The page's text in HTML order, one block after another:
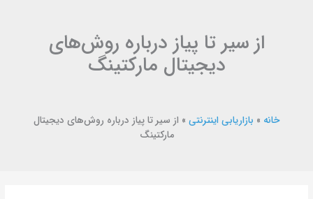
از سیر تا پیاز درباره روش‌های
دیجیتال مارکتینگ
خانه » بازاریابی اینترنتی » از سیر تا پیاز درباره روش‌های دیجیتال
مارکتینگ